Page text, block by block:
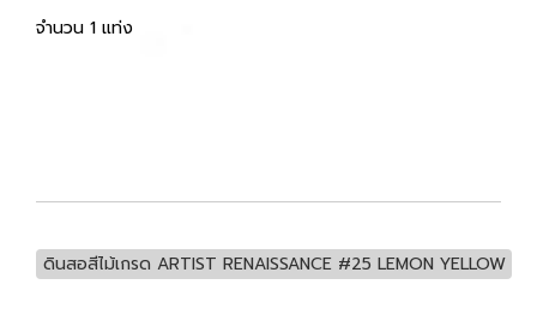
จำนวน 1 แท่ง
ดินสอสีไม้เกรด ARTIST RENAISSANCE #25 LEMON YELLOW